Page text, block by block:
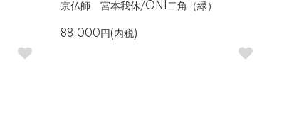
京仏師 宮本我休/ONI二角（緑）
88,000円(内税)